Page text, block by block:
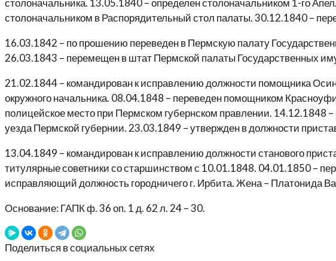
столоначальника. 13.05.1840 – определен столоначальником 1-го
столоначальником в Распорядительный стол палаты. 30.12.1840 –
16.03.1842 – по прошению переведен в Пермскую палату
26.03.1843 – перемещен в штат Пермской палаты Государственных
21.02.1844 – командирован к исправлению должности помощника
окружного начальника. 08.04.1848 – переведен помощником
полицейское место при Пермском губернском правлении. 14.12.1848
уезда Пермской губернии. 23.03.1849 – утвержден в должности
13.04.1849 – командирован к исправлению должности станового
титулярные советники со старшинством с 10.01.1848. 04.01.1850 –
исправляющий должность городничего г. Ирбита. Жена – Платонида
Основание: ГАПК ф. 36 оп. 1 д. 62 л. 24 – 30.
Поделиться в социальных сетях